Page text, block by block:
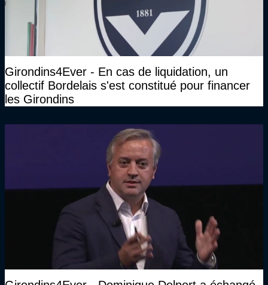
Girondins4Ever - En cas de liquidation, un
collectif Bordelais s'est constitué pour financer
les Girondins